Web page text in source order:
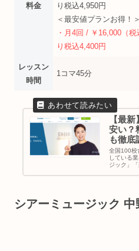
料金
り税込4,950円
＜最安値プランお得！＞
・月4回 / ￥16,000（
り税込4,400円
レッスン
時間
1コマ45分
【最
安い？
も徹底
全国100校
している
ジック」
シアーミュージック 中